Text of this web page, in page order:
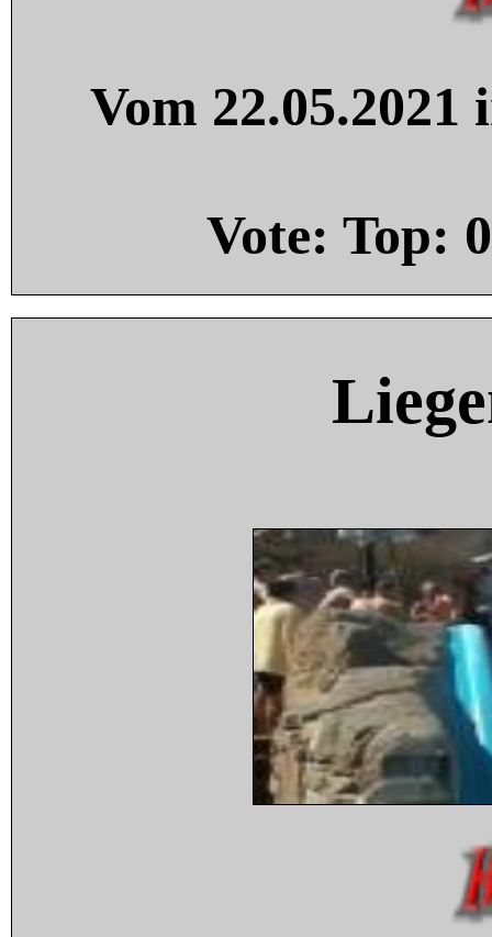
Vom
Vote: Top: 0